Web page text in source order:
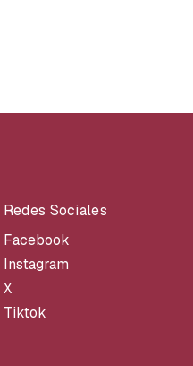
Redes Sociales
Facebook
Instagram
X
Tiktok